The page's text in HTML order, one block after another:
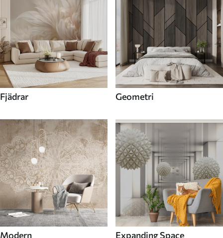
Fjädrar Geometri
Modern Expanding Space